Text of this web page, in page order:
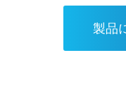
製品